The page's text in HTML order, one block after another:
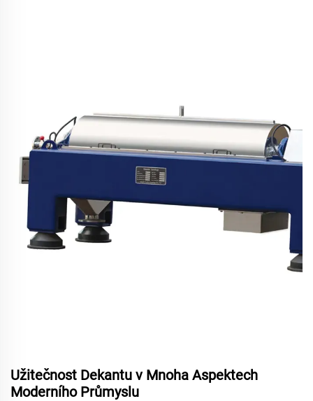
Užitečnost Dekantu v Mnoha Aspektech
Moderního Průmyslu